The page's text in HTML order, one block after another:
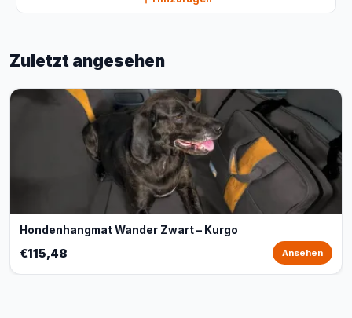
Zuletzt angesehen
Hondenhangmat Wander Zwart – Kurgo
€115,48 Ansehen